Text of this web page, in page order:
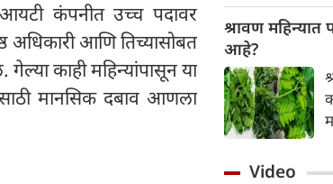
आयटी कंपनीत उच्च पदावर
अधिकारी आणि तिच्यासोबत
काही महिन्यांपासून या
मानसिक दबाव आणला
श्रावण
आहे?
Video